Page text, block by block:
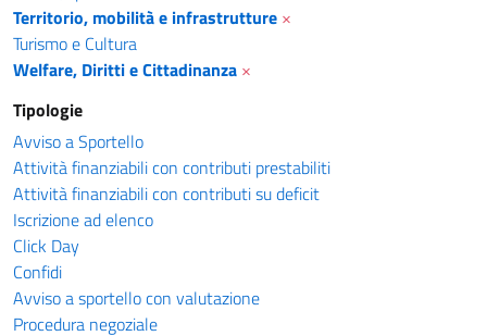
Territorio, mobilità e infrastrutture ×
Turismo e Cultura
Welfare, Diritti e Cittadinanza ×
Tipologie
Avviso a Sportello
Attività finanziabili con contributi prestabiliti
Attività finanziabili con contributi su deficit
Iscrizione ad elenco
Click Day
Confidi
Avviso a sportello con valutazione
Procedura negoziale